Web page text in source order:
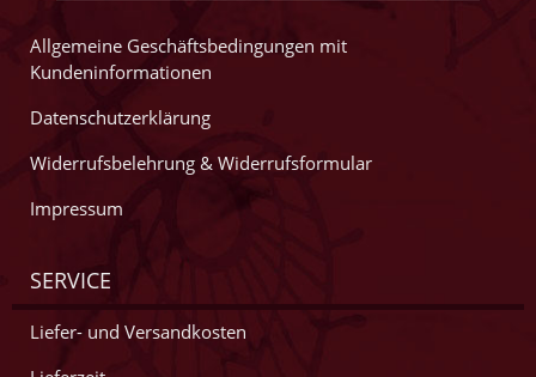
Allgemeine Geschäftsbedingungen mit
Kundeninformationen
Datenschutzerklärung
Widerrufsbelehrung & Widerrufsformular
Impressum
SERVICE
Liefer- und Versandkosten